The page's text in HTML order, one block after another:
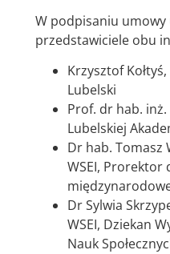
W podpisaniu umowy
przedstawiciele obu
Krzysztof
Lubelski
Prof. dr hab.
Lubelskiej
Dr hab. Tomasz
WSEI, Prorektor
Dr Sylwia
WSEI, Dziekan
Nauk